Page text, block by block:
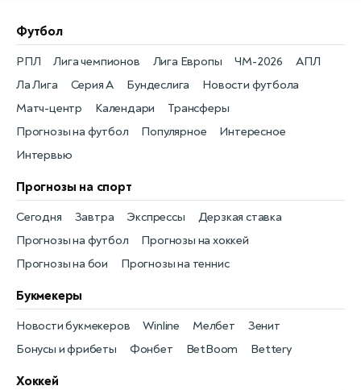
Футбол
Новости футбола
РПЛ
Матч-центр
Лига чемпионов
Календари
Лига Европы
Трансферы
ЧМ-2026
Прогнозы на футбол
АПЛ
Популярное
Ла Лига
Интересное
Серия А
Интервью
Бундеслига
Прогнозы на спорт
Прогнозы на футбол
Сегодня
Прогнозы на хоккей
Завтра
Прогнозы на бои
Экспрессы
Прогнозы на теннис
Дерзкая ставка
Букмекеры
Бонусы и фрибеты
Новости букмекеров
Фонбет
Winline
BetBoom
Мелбет
Bettery
Зенит
Хоккей